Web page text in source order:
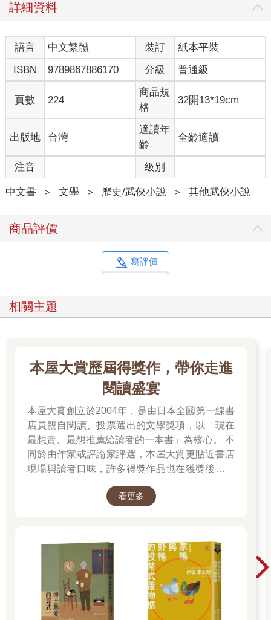
詳細資料
語言 中文繁體 裝訂
紙本平裝
ISBN
9789867886170 分級 普通級
頁數 224
商品規
格
32開13*19cm
出版地 台灣
適讀年
齡
全齡適讀
注音 級別
中文書 ＞ 文學 ＞ 歷史/武俠小說 ＞ 其他武俠小說
商品評價
寫評價
相關主題
本屋大賞歷屆得獎作，帶你走進
閱讀盛宴
本屋大賞創立於2004年，是由日本全國第一線書
店員親自閱讀、投票選出的文學獎項，以「現在
最想賣、最想推薦給讀者的一本書」為核心。 不
同於由作家或評論家評選，本屋大賞更貼近書店
現場與讀者口味，許多得獎作品也在獲獎後成為
暢銷書，並改編為電影、戲劇或動畫。除了日本
小說的一般部門，也設有翻譯小說部門與發掘部
店員的推薦，往往就能遇見一個令人捨不得闔上
看更多